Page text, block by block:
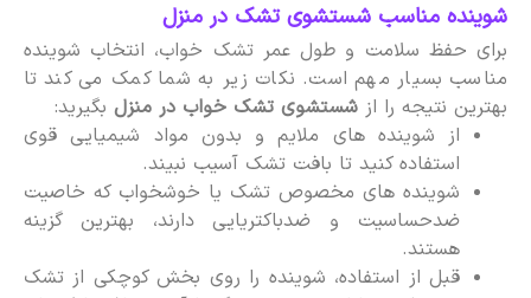
شوینده مناسب شستشوی تشک در منزل
برای حفظ سلامت و طول عمر تشک خواب، انتخاب شوینده
مناسب بسیار مهم است. نکات زیر به شما کمک می کند تا
بهترین نتیجه را از شستشوی تشک خواب در منزلبگیرید:
از شوینده های ملایم و بدون مواد شیمیایی قوی
استفاده کنید تا بافت تشک آسیب نبیند.
شوینده های مخصوص تشک یا خوشخواب که خاصیت
ضدحساسیت و ضدباکتریایی دارند، بهترین گزینه
هستند.
قبل از استفاده، شوینده را روی بخش کوچکی از تشک